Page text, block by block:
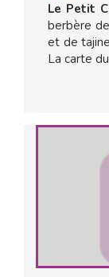
Le Petit
berbère
et de
La carte du